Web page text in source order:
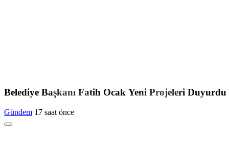
Belediye Başkanı Fatih Ocak Yeni Projeleri Duyurdu
Gündem 17 saat önce